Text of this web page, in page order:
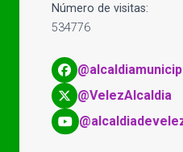
Número de visitas:
534776
@VelezAlcaldia